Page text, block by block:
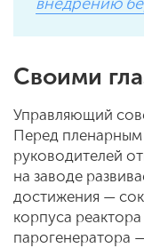
Своими
Управляющий
Перед пленарным
руководителей
на заводе
достижения —
корпуса
парогенератора